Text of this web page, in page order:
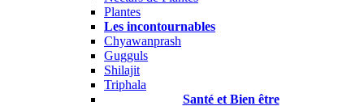
Plantes
Les incontournables
Chyawanprash
Gugguls
Shilajit
Triphala
Santé et Bien être